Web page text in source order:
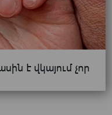
է վկայում չոր